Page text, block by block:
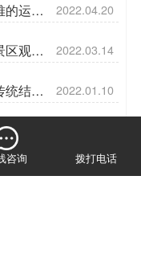
的运动 2022.04.20
区观光 2022.03.14
统结合 2022.01.10
交车
咨询 拨打电话